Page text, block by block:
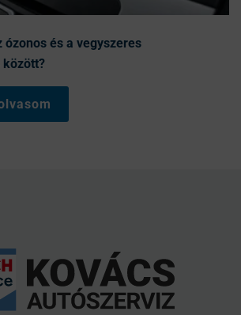
ózonos és a vegyszeres